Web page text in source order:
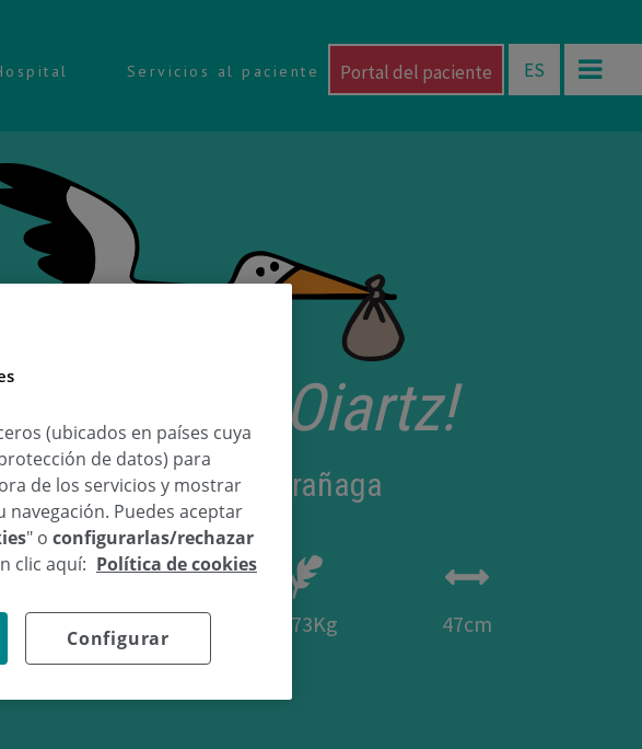
Servicios al paciente Portal del paciente ES
etorri Oiartz!
Oiartz Martin Larrañaga
10 2.73Kg 47cm
(ubicados en países cuya
de datos) para
de los servicios y mostrar
Puedes aceptar
" o configurarlas/rechazar
clic aquí: Política de cookies
Configurar